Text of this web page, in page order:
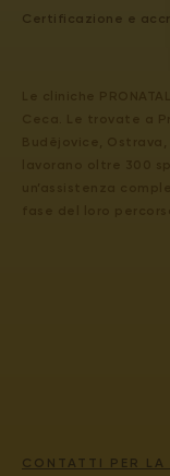
Certificazione e
CONTATTI PER LA